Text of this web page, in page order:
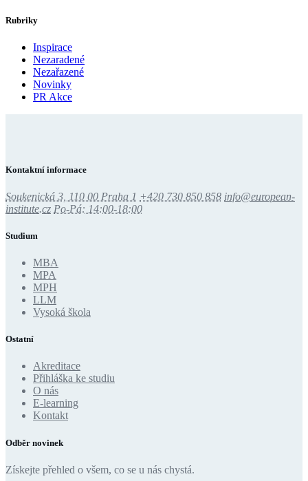
Rubriky
Inspirace
Nezaradené
Nezařazené
Novinky
PR Akce
Kontaktní informace
Soukenická 3, 110 00 Praha 1 +420 730 850 858 info@european-
institute.cz Po-Pá: 14:00-18:00
Studium
MBA
MPA
MPH
LLM
Vysoká škola
Ostatní
Akreditace
Přihláška ke studiu
O nás
E-learning
Kontakt
Odběr novinek
Získejte přehled o všem, co se u nás chystá.